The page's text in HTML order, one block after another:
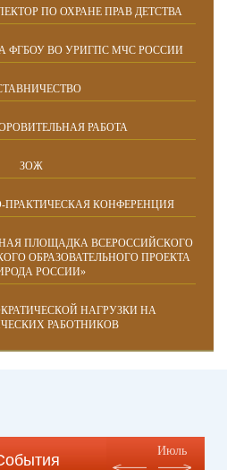
ПО ОХРАНЕ ПРАВ ДЕТСТВА
ВО УРИГПС МЧС РОССИИ
РАБОТА
ЗОЖ
КОНФЕРЕНЦИЯ
ПЛОЩАДКА ВСЕРОССИЙСКОГО
ОБРАЗОВАТЕЛЬНОГО ПРОЕКТА
РОССИИ»
НАГРУЗКИ НА
РАБОТНИКОВ
Июль